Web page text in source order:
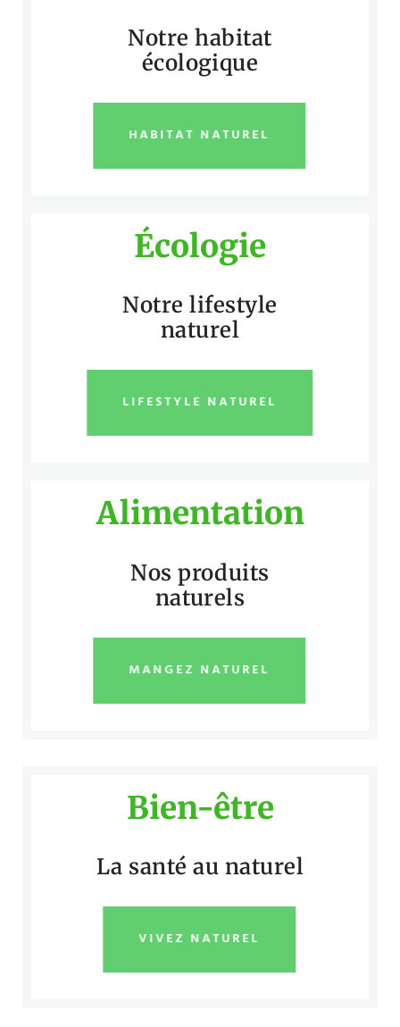
Notre habitat
écologique
HABITAT NATUREL
Écologie
Notre lifestyle
naturel
LIFESTYLE NATUREL
Alimentation
Nos produits
naturels
MANGEZ NATUREL
Bien-être
La santé au naturel
VIVEZ NATUREL